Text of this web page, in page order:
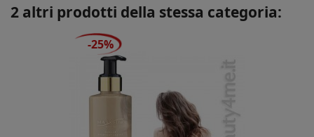
2 altri prodotti della stessa categoria:
-25%